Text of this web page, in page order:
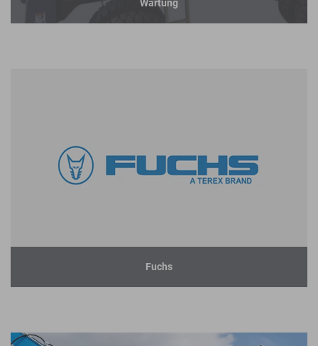
Wartung
Fuchs